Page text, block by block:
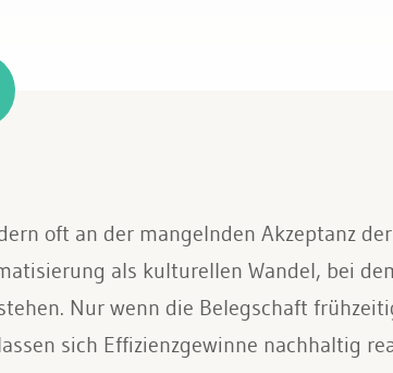
oft an der mangelnden Akzeptanz der
als kulturellen Wandel, bei
Nur wenn die Belegschaft
sich Effizienzgewinne nachhaltig